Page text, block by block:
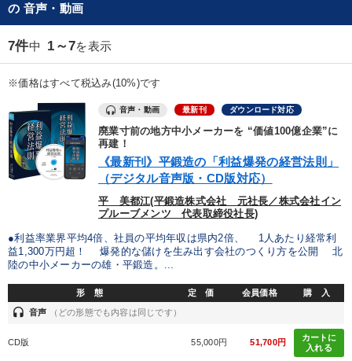
mic 講演収録物を探す
ます
カテゴリー
優秀各社の智恵と戦略 事業家のロマンと経営
若手異才経営者の発想 専門家のアドバイス
リーダーの器量を学ぶ
テーマ
経営リーダーの考え方と戦略を学ぶ 【6月】音声・映像
の 音声・動画
7件中 1～7を表示
※価格はすべて税込み(10%)です
音声・動画 最新刊 ダウンロード対応
廃業寸前の地方中小メーカーを “価値100億企業”に
再建！
《最新刊》平鍛造の「利益爆発の経営法則」
（デジタル音声版・CD版対応）
平 美都江(平鍛造株式会社 元社長／株式会社イン
プルーブメンツ 代表取締役社長)
●利益率業界平均4倍、社員の平均年収は県内2倍、 1人あたり経常利
益1,300万円超！ 爆発的な儲けを生み出す会社のつくり方を公開 北
陸の中小メーカーの雄・平鍛造。...
形 態 定 価 会員価格 購 入
headset 音声 （どの形態でも内容は同じです）
CD版 55,000円 51,700円
カートに
入れる